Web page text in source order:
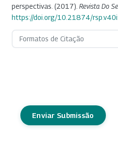
perspectivas. (2017). Revista Do
https://doi.org/10.21874/
Formatos de Citação
Enviar Submissão